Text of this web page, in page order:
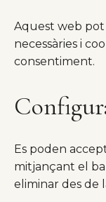
Aquest web
necessàries i
consentiment.
Es poden
mitjançant el
eliminar des de